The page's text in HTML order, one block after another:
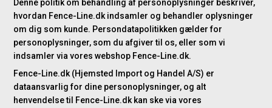
Denne politik om behandling af personoplysninger beskriver,
hvordan Fence-Line.dk indsamler og behandler oplysninger
om dig som kunde. Persondatapolitikken gælder for
personoplysninger, som du afgiver til os, eller som vi
indsamler via vores webshop Fence-Line.dk.
Fence-Line.dk (Hjemsted Import og Handel A/S) er
dataansvarlig for dine personoplysninger, og alt
henvendelse til Fence-Line.dk kan ske via vores